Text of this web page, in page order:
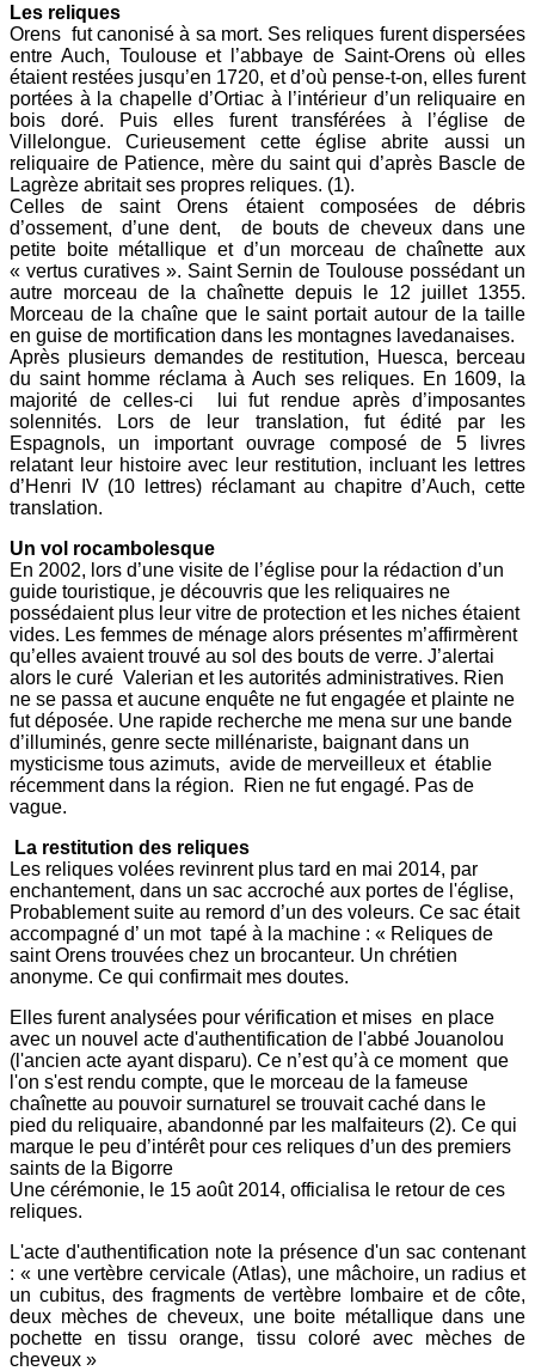
Les reliques
Orens fut canonisé à sa mort. Ses reliques furent dispersées
entre Auch, Toulouse et l’abbaye de Saint-Orens où elles
étaient restées jusqu’en 1720, et d’où pense-t-on, elles furent
portées à la chapelle d’Ortiac à l’intérieur d’un reliquaire en
bois doré. Puis elles furent transférées à l’église de
Villelongue. Curieusement cette église abrite aussi un
reliquaire de Patience, mère du saint qui d’après Bascle de
Lagrèze abritait ses propres reliques. (1).
Celles de saint Orens étaient composées de débris
d’ossement, d’une dent, de bouts de cheveux dans une
petite boite métallique et d’un morceau de chaînette aux
« vertus curatives ». Saint Sernin de Toulouse possédant un
autre morceau de la chaînette depuis le 12 juillet 1355.
Morceau de la chaîne que le saint portait autour de la taille
en guise de mortification dans les montagnes lavedanaises.
Après plusieurs demandes de restitution, Huesca, berceau
du saint homme réclama à Auch ses reliques. En 1609, la
majorité de celles-ci lui fut rendue après d’imposantes
solennités. Lors de leur translation, fut édité par les
Espagnols, un important ouvrage composé de 5 livres
relatant leur histoire avec leur restitution, incluant les lettres
d’Henri IV (10 lettres) réclamant au chapitre d’Auch, cette
translation.
Un vol rocambolesque
En 2002, lors d’une visite de l’église pour la rédaction d’un
guide touristique, je découvris que les reliquaires ne
possédaient plus leur vitre de protection et les niches étaient
vides. Les femmes de ménage alors présentes m’affirmèrent
qu’elles avaient trouvé au sol des bouts de verre. J’alertai
alors le curé Valerian et les autorités administratives. Rien
ne se passa et aucune enquête ne fut engagée et plainte ne
fut déposée. Une rapide recherche me mena sur une bande
d’illuminés, genre secte millénariste, baignant dans un
mysticisme tous azimuts, avide de merveilleux et établie
récemment dans la région. Rien ne fut engagé. Pas de
vague.
La restitution des reliques
Les reliques volées revinrent plus tard en mai 2014, par
enchantement, dans un sac accroché aux portes de l'église,
Probablement suite au remord d’un des voleurs. Ce sac était
accompagné d’ un mot tapé à la machine : « Reliques de
saint Orens trouvées chez un brocanteur. Un chrétien
anonyme. Ce qui confirmait mes doutes.
Elles furent analysées pour vérification et mises en place
avec un nouvel acte d'authentification de l'abbé Jouanolou
(l'ancien acte ayant disparu). Ce n’est qu’à ce moment que
l'on s'est rendu compte, que le morceau de la fameuse
chaînette au pouvoir surnaturel se trouvait caché dans le
pied du reliquaire, abandonné par les malfaiteurs (2). Ce qui
marque le peu d’intérêt pour ces reliques d’un des premiers
saints de la Bigorre
Une cérémonie, le 15 août 2014, officialisa le retour de ces
reliques.
L'acte d'authentification note la présence d'un sac contenant
: « une vertèbre cervicale (Atlas), une mâchoire, un radius et
un cubitus, des fragments de vertèbre lombaire et de côte,
deux mèches de cheveux, une boite métallique dans une
pochette en tissu orange, tissu coloré avec mèches de
cheveux »